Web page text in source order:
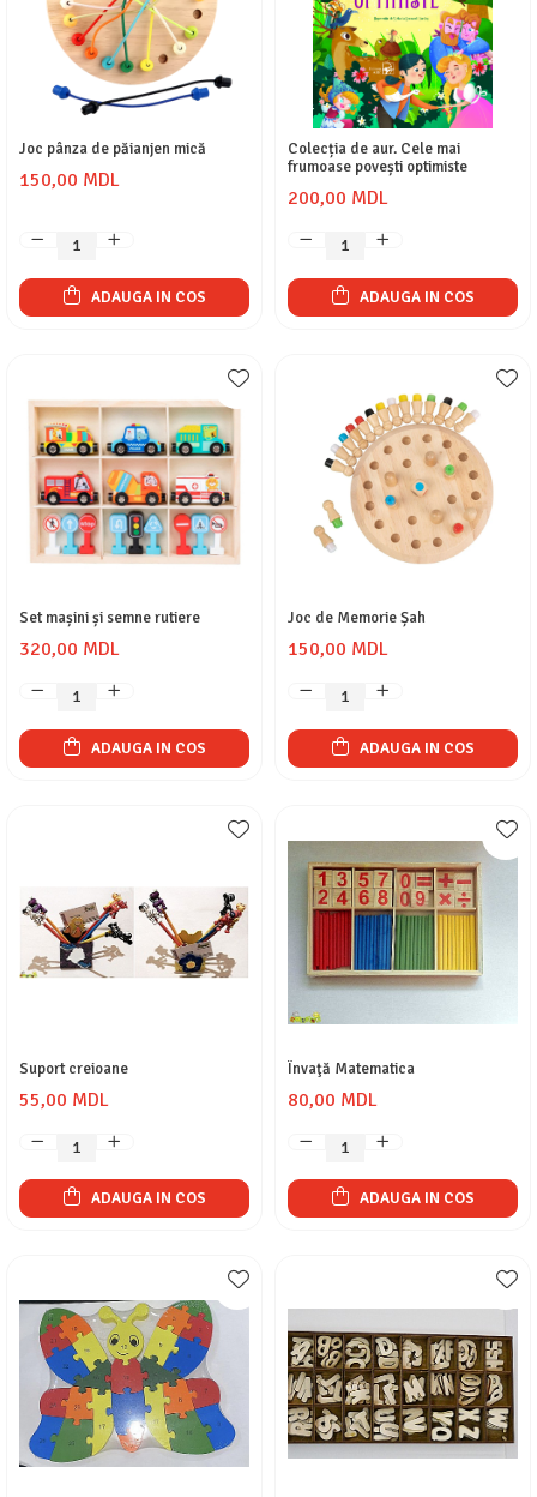
Joc pânza de păianjen mică
150,00 MDL
ADAUGA IN COS
Colecția de aur. Cele mai
frumoase povești optimiste
200,00 MDL
ADAUGA IN COS
Set mașini și semne rutiere
320,00 MDL
ADAUGA IN COS
Joc de Memorie Șah
150,00 MDL
ADAUGA IN COS
Suport creioane
55,00 MDL
ADAUGA IN COS
Învaţă Matematica
80,00 MDL
ADAUGA IN COS